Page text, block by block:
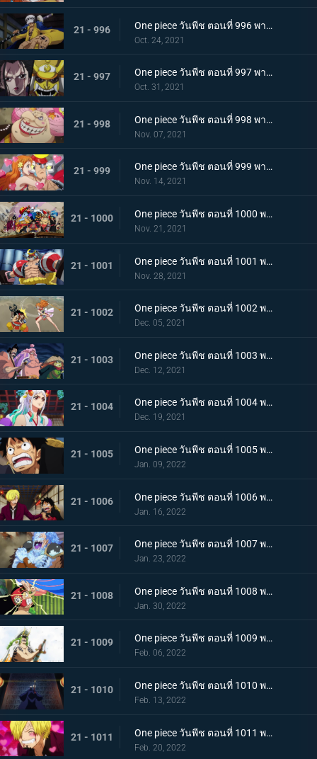
21 - 996 One piece วันพีช ตอนที่ 996 พากย์ไทย โอนิกาชิมะสั่นสะเทือน ลูฟี่เริ่มสงครามเต็มรูปแบบ
Oct. 24, 2021
21 - 997 One piece วันพีช ตอนที่ 997 พากย์ไทย การต่อสู้ใต้แสงจันทร์ นักรบคลั่ง ซูลอง
Oct. 31, 2021
21 - 998 One piece วันพีช ตอนที่ 998 พากย์ไทย ซุสเป็นปฏิปักษ์! นามิเข้าตาจน!
Nov. 07, 2021
21 - 999 One piece วันพีช ตอนที่ 999 พากย์ไทย เราจะปกป้องเจ้า การพบกันระหว่างยามาโตะกับโมโมโนะสุเกะ
Nov. 14, 2021
21 - 1000 One piece วันพีช ตอนที่ 1000 พากย์ไทย กำลังรบเหนือระดับ! กลุ่มหมวกฟางรวมพล
Nov. 21, 2021
21 - 1001 One piece วันพีช ตอนที่ 1001 พากย์ไทย การเชื้อเชิญที่อันตราย แผนกำจัดควีน
Nov. 28, 2021
21 - 1002 One piece วันพีช ตอนที่ 1002 พากย์ไทย โชคชะตาครั้งใหม่ นามิ กับ อุลติ
Dec. 05, 2021
21 - 1003 One piece วันพีช ตอนที่ 1003 พากย์ไทย ดาบแห่งความเด็ดเดี่ยว! ปลอกดาบแดงปะทะไคโดอีกครั้ง
Dec. 12, 2021
21 - 1004 One piece วันพีช ตอนที่ 1004 พากย์ไทย ท่าที่รับสืบทอดมา ระเบิดท่าเพลงดาบลับของโอเด้ง
Dec. 19, 2021
21 - 1005 One piece วันพีช ตอนที่ 1005 พากย์ไทย อานุภาพของอสูรน้ำแข็ง กระสุนภัยโรคระบาดแบบใหม่
Jan. 09, 2022
21 - 1006 One piece วันพีช ตอนที่ 1006 พากย์ไทย อภัยให้ไม่ได้! การตัดสินใจของช็อปเปอร์
Jan. 16, 2022
21 - 1007 One piece วันพีช ตอนที่ 1007 พากย์ไทย การไล่ล่าของโซโล! อสูรน้ำแข็ง in เกมไล่จับ
Jan. 23, 2022
21 - 1008 One piece วันพีช ตอนที่ 1008 พากย์ไทย นามิยอมจำนน ท่าเฮดบลัดของอุลติ
Jan. 30, 2022
21 - 1009 One piece วันพีช ตอนที่ 1009 พากย์ไทย ซาซากิรุกหนัก หน่วยรบหุ้มเกราะปะทะยามาโตะ
Feb. 06, 2022
21 - 1010 One piece วันพีช ตอนที่ 1010 พากย์ไทย ทลายอสูรน้ำแข็ง แผนเพลิงของช็อปเปอร์!
Feb. 13, 2022
21 - 1011 One piece วันพีช ตอนที่ 1011 พากย์ไทย ดีก็แย่แล้ว! แมงมุมล่อลวงซันจิ
Feb. 20, 2022